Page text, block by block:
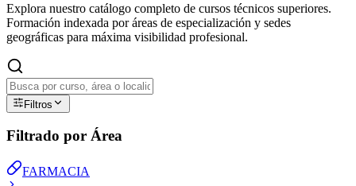
Explora nuestro catálogo completo de cursos técnicos superiores.
Formación indexada por áreas de especialización y sedes
geográficas para máxima visibilidad profesional.
Filtros
Filtrado por Área
FARMACIA